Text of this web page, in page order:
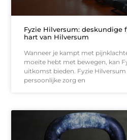
Fyzie Hilversum: deskundige
hart van Hilversum
Wanneer je kampt met
moeite hebt met bewegen, kan
uitkomst bieden. Fyzie
persoonlijke zorg en